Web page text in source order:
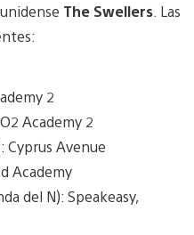
The Swellers . Las
2
Academy 2
Cyprus Avenue
Academy
del N): Speakeasy,